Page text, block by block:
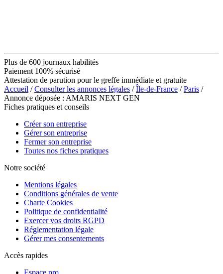
Plus de 600 journaux habilités
Paiement 100% sécurisé
Attestation de parution pour le greffe immédiate et gratuite
Accueil /Consulter les annonces légales /Île-de-France /Paris /
Annonce déposée : AMARIS NEXT GEN
Fiches pratiques et conseils
Créer son entreprise
Gérer son entreprise
Fermer son entreprise
Toutes nos fiches pratiques
Notre société
Mentions légales
Conditions générales de vente
Charte Cookies
Politique de confidentialité
Exercer vos droits RGPD
Réglementation légale
Gérer mes consentements
Accès rapides
Espace pro